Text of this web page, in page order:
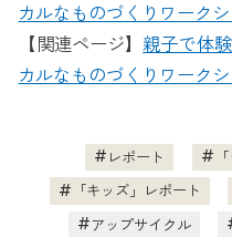
カルなものづくりワーク
【関連ページ】親子で体
カルなものづくりワークシ
レポート
「キッズ」レポート
アップサイクル